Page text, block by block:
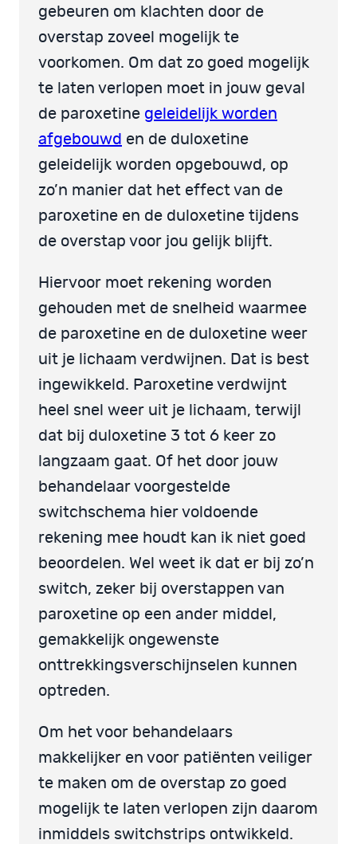
gebeuren om klachten door de
overstap zoveel mogelijk te
voorkomen. Om dat zo goed mogelijk
te laten verlopen moet in jouw geval
de paroxetine geleidelijk worden
afgebouwd en de duloxetine
geleidelijk worden opgebouwd, op
zo’n manier dat het effect van de
paroxetine en de duloxetine tijdens
de overstap voor jou gelijk blijft.
Hiervoor moet rekening worden
gehouden met de snelheid waarmee
de paroxetine en de duloxetine weer
uit je lichaam verdwijnen. Dat is best
ingewikkeld. Paroxetine verdwijnt
heel snel weer uit je lichaam, terwijl
dat bij duloxetine 3 tot 6 keer zo
langzaam gaat. Of het door jouw
behandelaar voorgestelde
switchschema hier voldoende
rekening mee houdt kan ik niet goed
beoordelen. Wel weet ik dat er bij zo’n
switch, zeker bij overstappen van
paroxetine op een ander middel,
gemakkelijk ongewenste
onttrekkingsverschijnselen kunnen
optreden.
Om het voor behandelaars
makkelijker en voor patiënten veiliger
te maken om de overstap zo goed
mogelijk te laten verlopen zijn daarom
inmiddels switchstrips ontwikkeld.